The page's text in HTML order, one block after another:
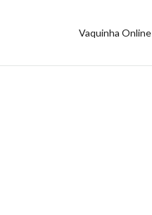
Vaquinha Online